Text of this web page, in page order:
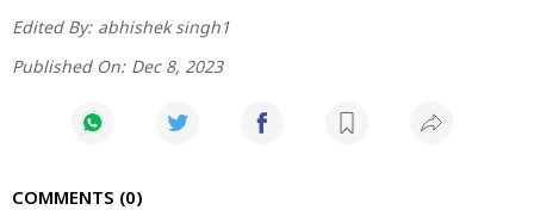
Edited By: abhishek singh1
Published On: Dec 8, 2023
COMMENTS 0